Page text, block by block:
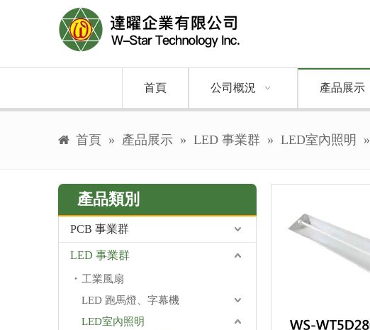
首頁 公司概況 產品展示
首頁 » 產品展示 » LED 事業群 » LED室內照明 »
產品類別
PCB 事業群
LED 事業群
工業風扇
LED 跑馬燈、字幕機
LED室內照明